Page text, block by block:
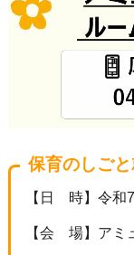
保育のしご
【日 時】令和
【会 場】アミ